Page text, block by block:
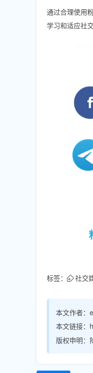
通过合理使用
学习和适应社
标签： 社交
本文作者：
本文链接：
版权申明：